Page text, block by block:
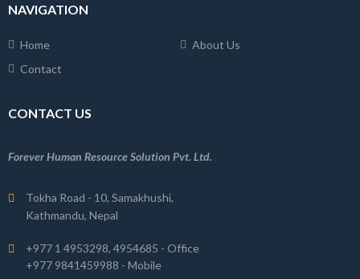
NAVIGATION
Home
About Us
Contact
CONTACT US
Forever Human Resource Solution Pvt. Ltd.
Tokha Road - 10, Samakhushi,
Kathmandu, Nepal
+977 1 4953298, 4954685 - Office
+977 9841459988 - Mobile